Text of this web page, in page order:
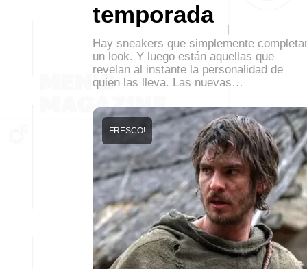
temporada
Hay sneakers que simplemente
un look. Y luego están aquellas que
revelan al instante la personalidad de
quien las lleva. Las nuevas…
FRESCO!